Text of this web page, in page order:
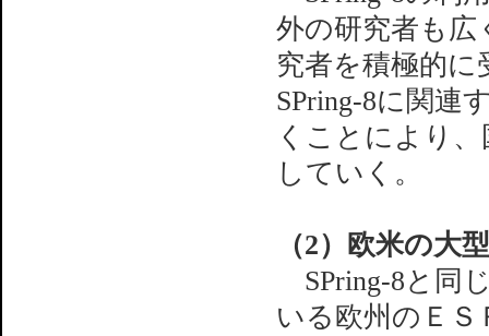
外の研究者も広
究者を積極的
SPring-8に関連
くことにより
していく。
（2）欧米の大
SPring-8と同
いる欧州のＥ